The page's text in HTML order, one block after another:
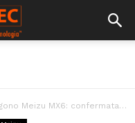
MX6: confermata la somiglianza con Pro 6